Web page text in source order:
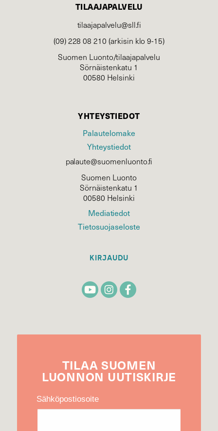
TILAAJAPALVELU
tilaajapalvelu@sll.fi
(09) 228 08 210 (arkisin klo 9-15)
Suomen Luonto/tilaajapalvelu
Sörnäistenkatu 1
00580 Helsinki
YHTEYSTIEDOT
Palautelomake
Yhteystiedot
palaute@suomenluonto.fi
Suomen Luonto
Sörnäistenkatu 1
00580 Helsinki
Mediatiedot
Tietosuojaseloste
KIRJAUDU
TILAA SUOMEN
LUONNON UUTIS­KIRJE
Sähköpostiosoite